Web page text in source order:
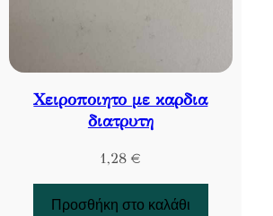
Χειροποιητο με καρδια
διατρυτη
1,28 €
Προσθήκη στο καλάθι